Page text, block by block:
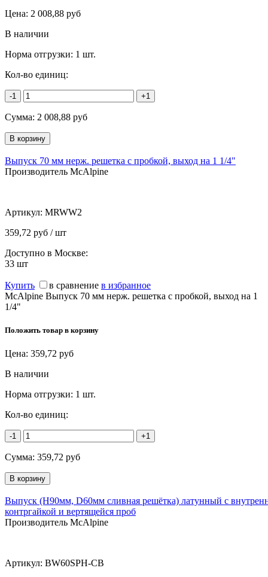
Цена: 2 008,88 руб
В наличии
Норма отгрузки: 1 шт.
Кол-во единиц:
-1 +1
Сумма: 2 008,88 руб
Выпуск 70 мм нерж. решетка с пробкой, выход на 1 1/4"
Производитель McAlpine
Артикул: MRWW2
359,72 руб / шт
Доступно в Москве:
33 шт
Купить в сравнение в избранное
McAlpine Выпуск 70 мм нерж. решетка с пробкой, выход на 1
1/4"
Положить товар в корзину
Цена: 359,72 руб
В наличии
Норма отгрузки: 1 шт.
Кол-во единиц:
-1 +1
Сумма: 359,72 руб
Выпуск (H90мм, D60мм сливная решётка) латунный с
контргайкой и вертящейся проб
Производитель McAlpine
Артикул: BW60SPH-CB